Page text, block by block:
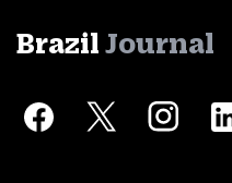
Brazil Journal